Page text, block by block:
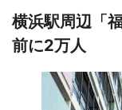
横浜駅周辺「
前に2万人